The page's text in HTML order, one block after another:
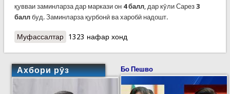
қувваи заминларза дар маркази он 4 балл, дар кӯли Сарез 3
баллбуд. Заминларза қурбонӣ ва харобӣ надошт.
Муфассалтаро Заминларза бо қувваи аз 3 то 4 балл
1323 нафар хонд
Ахбори рӯз Бо Пешво